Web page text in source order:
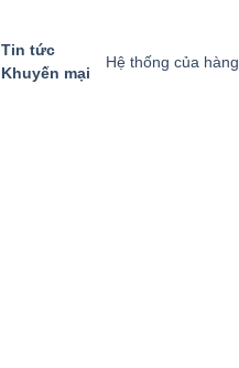
Tin tức
Khuyến mại
Hệ thống của hàng